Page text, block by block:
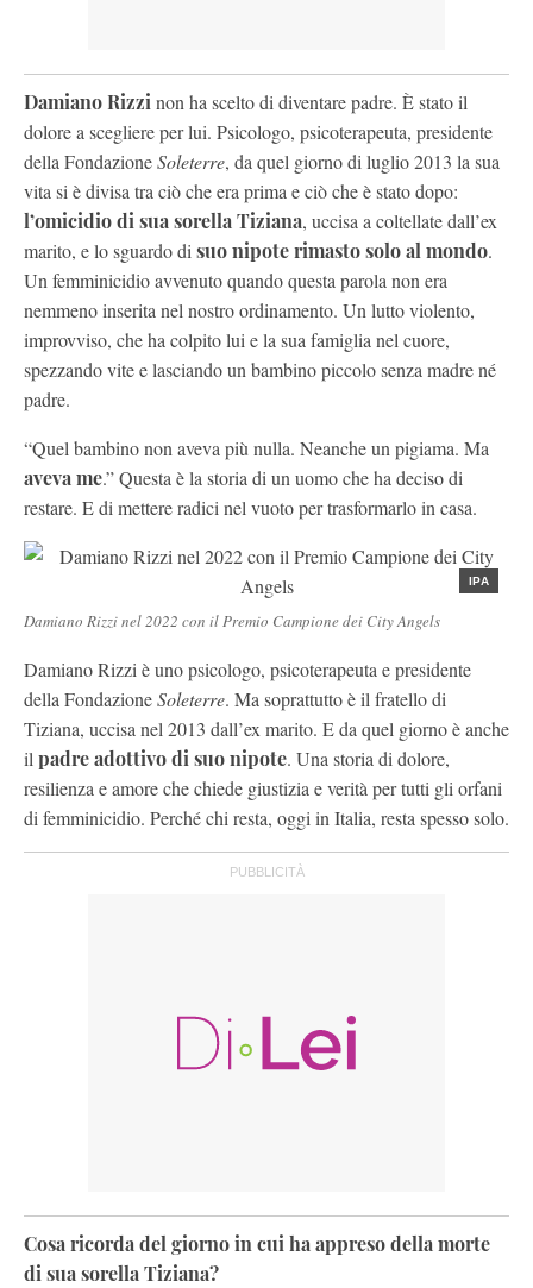
Damiano Rizzinon ha scelto di diventare padre. È stato il
dolore a scegliere per lui. Psicologo, psicoterapeuta, presidente
della FondazioneSoleterre, da quel giorno di luglio 2013 la sua
vita si è divisa tra ciò che era prima e ciò che è stato dopo:
l’omicidio di sua sorella Tiziana, uccisa a coltellate dall’ex
marito, e lo sguardo disuo nipote rimasto solo al mondo.
Un femminicidio avvenuto quando questa parola non era
nemmeno inserita nel nostro ordinamento. Un lutto violento,
improvviso, che ha colpito lui e la sua famiglia nel cuore,
spezzando vite e lasciando un bambino piccolo senza madre né
padre.
“Quel bambino non aveva più nulla. Neanche un pigiama. Ma
aveva me.” Questa è la storia di un uomo che ha deciso di
restare. E di mettere radici nel vuoto per trasformarlo in casa.
IPA
Damiano Rizzi nel 2022 con il Premio Campione dei City Angels
Damiano Rizzi è uno psicologo, psicoterapeuta e presidente
della FondazioneSoleterre. Ma soprattutto è il fratello di
Tiziana, uccisa nel 2013 dall’ex marito. E da quel giorno è anche
ilpadre adottivo di suo nipote. Una storia di dolore,
resilienza e amore che chiede giustizia e verità per tutti gli orfani
di femminicidio. Perché chi resta, oggi in Italia, resta spesso solo.
Cosa ricorda del giorno in cui ha appreso della morte
di sua sorella Tiziana?